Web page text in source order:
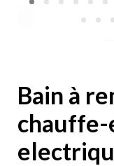
Bain à
chauffe-